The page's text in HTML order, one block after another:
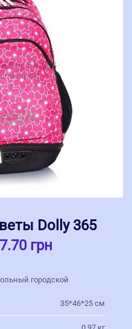
Dolly 365
грн
городской
35*46*25 см